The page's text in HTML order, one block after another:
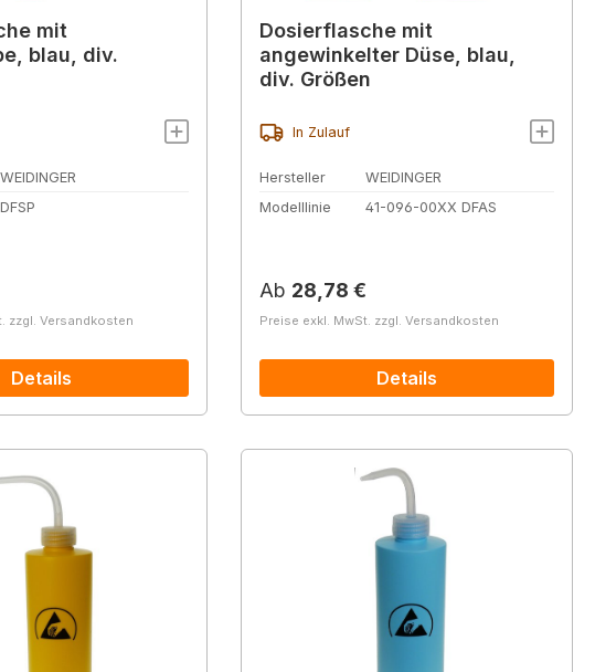
mit
blau, div.
WEIDINGER
DFSP
zzgl. Versandkosten
Details
Dosierflasche mit
angewinkelter Düse, blau,
div. Größen
In Zulauf
Hersteller
WEIDINGER
Modelllinie
41-096-00XX DFAS
Regulärer Preis:
Ab 28,78 €
Preise exkl. MwSt. zzgl. Versandkosten
Details